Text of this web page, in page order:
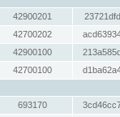
42900201
42700202
42900100
42700100
693170